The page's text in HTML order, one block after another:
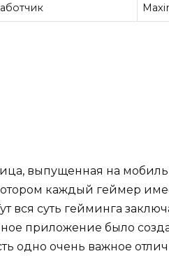
выпущенная на
каждый геймер
вся суть гейминга
приложение было
одно очень важное